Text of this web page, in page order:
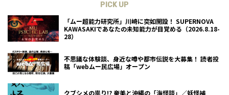
PICK UP
「ムー超能力研究所」川崎に突如開設！ SUPERNOVA
KAWASAKIであなたの未知能力が目覚める（2026.8.18-
28）
不思議な体験談、身近な噂や都市伝説を大募集！ 読者投
稿「webムー民広場」オープン
クブシメの祟り!? 奄美と沖縄の「海怪談」／妖怪補